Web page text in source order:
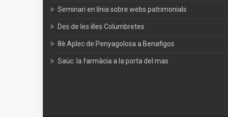
Seminari en línia sobre webs patrimonials
Des de les illes Columbretes
8è Aplec de Penyagolosa a Benafigos
Saüc: la farmàcia a la porta del mas